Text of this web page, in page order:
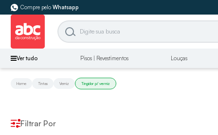
Compre pelo Whatsapp
Ver tudo Pisos | Revestimentos Louças
Home Tintas Verniz Tingidor p/ verniz
Filtrar Por